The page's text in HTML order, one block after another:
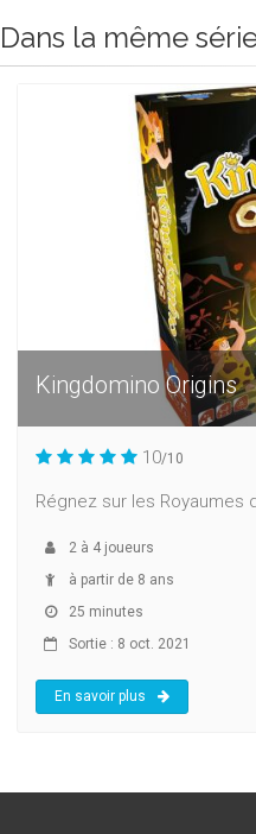
Dans la même
Kingdomino Origins
10/10
Régnez sur les Royaumes
2 à 4 joueurs
à partir de 8 ans
25 minutes
Sortie : 8 oct. 2021
En savoir plus